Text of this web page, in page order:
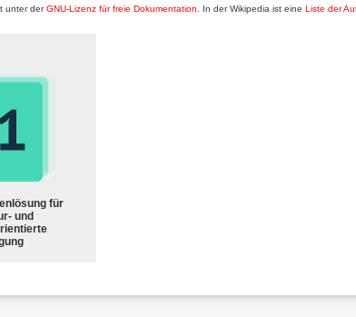
unter derGNU-Lizenz für freie Dokumentation . In der Wikipedia ist eine Liste der
für
und